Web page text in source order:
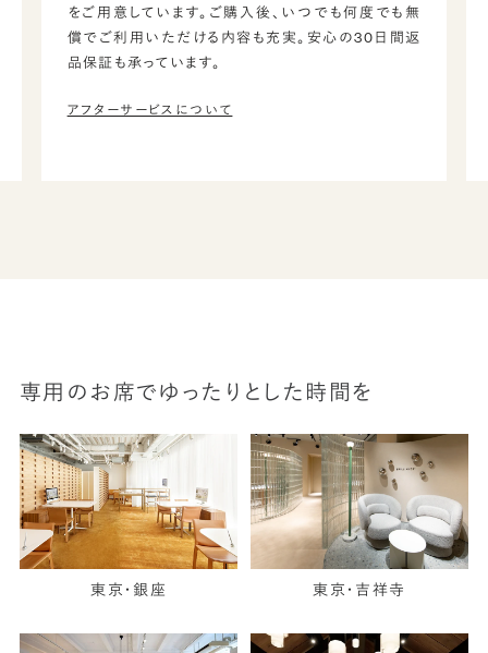
をご用意しています。ご購入後、いつでも何度でも無
償でご利用いただける内容も充実。安心の30日間返
品保証も承っています。
アフターサービスについて
専用のお席でゆったりとした時間を
東京・銀座 東京・吉祥寺